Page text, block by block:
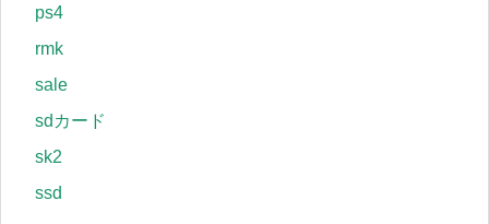
ps4
rmk
sale
sdカード
sk2
ssd